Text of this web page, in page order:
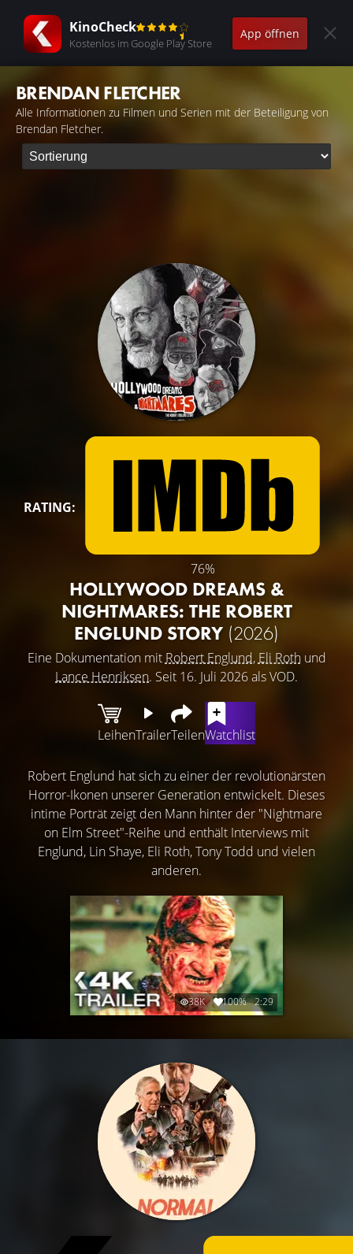
KinoCheck
Kostenlos im Google Play Store
App öffnen
BRENDAN FLETCHER
Alle Informationen zu Filmen und Serien mit der Beteiligung von
Brendan Fletcher.
RATING:
76%
HOLLYWOOD DREAMS &
NIGHTMARES: THE ROBERT
ENGLUND STORY (2026)
Eine Dokumentation mit Robert Englund, Eli Rothund
Lance Henriksen. Seit 16. Juli 2026 als VOD.
LeihenTrailerTeilenWatchlist
Robert Englund hat sich zu einer der revolutionärsten
Horror-Ikonen unserer Generation entwickelt. Dieses
intime Porträt zeigt den Mann hinter der "Nightmare
on Elm Street"-Reihe und enthält Interviews mit
Englund, Lin Shaye, Eli Roth, Tony Todd und vielen
anderen.
38K 100% 2:29